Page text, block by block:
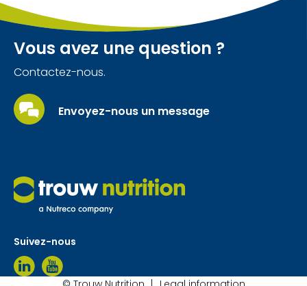
Vous avez une question ?
Contactez-nous.
Envoyez-nous un message
Suivez-nous